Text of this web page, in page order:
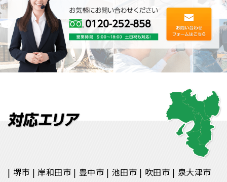
堺市 岸和田市 豊中市 池田市 吹田市
泉大津市